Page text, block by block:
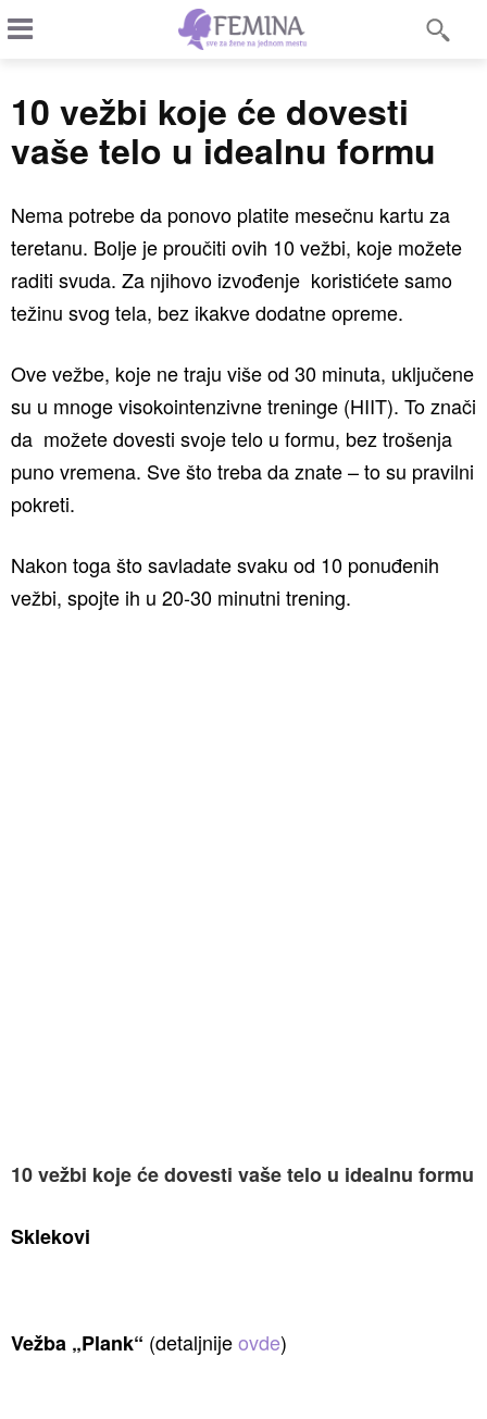
10 vežbi koje će dovesti
vaše telo u idealnu formu
Nema potrebe da ponovo platite mesečnu kartu za
teretanu. Bolje je proučiti ovih 10 vežbi, koje možete
raditi svuda. Za njihovo izvođenje koristićete samo
težinu svog tela, bez ikakve dodatne opreme.
Ove vežbe, koje ne traju više od 30 minuta, uključene
su u mnoge visokointenzivne treninge (HIIT). To znači
da možete dovesti svoje telo u formu, bez trošenja
puno vremena. Sve što treba da znate – to su pravilni
pokreti.
Nakon toga što savladate svaku od 10 ponuđenih
vežbi, spojte ih u 20-30 minutni trening.
10 vežbi koje će dovesti vaše telo u idealnu formu
Sklekovi
Vežba „Plank“ (detaljnijeovde)